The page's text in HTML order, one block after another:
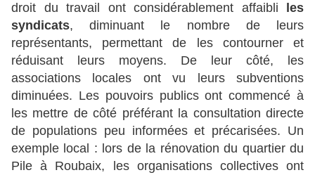
droit du travail ont considérablement affaibli
les
syndicats, diminuant le nombre de leurs
représentants, permettant de les contourner et
réduisant leurs moyens. De leur côté, les
associations locales ont vu leurs subventions
diminuées. Les pouvoirs publics ont commencé à
les mettre de côté préférant la consultation directe
de populations peu informées et précarisées. Un
exemple local : lors de la rénovation du quartier du
Pile à Roubaix, les organisations collectives ont